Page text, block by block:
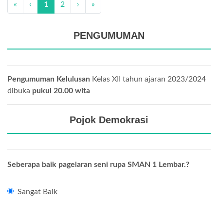
« ‹ 1 2 › »
PENGUMUMAN
Pengumuman Kelulusan Kelas XII tahun ajaran 2023/2024
dibuka pukul 20.00 wita
Pojok Demokrasi
Seberapa baik pagelaran seni rupa SMAN 1 Lembar.?
Sangat Baik